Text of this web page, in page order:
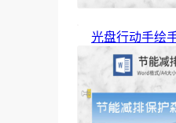
光盘行动手绘